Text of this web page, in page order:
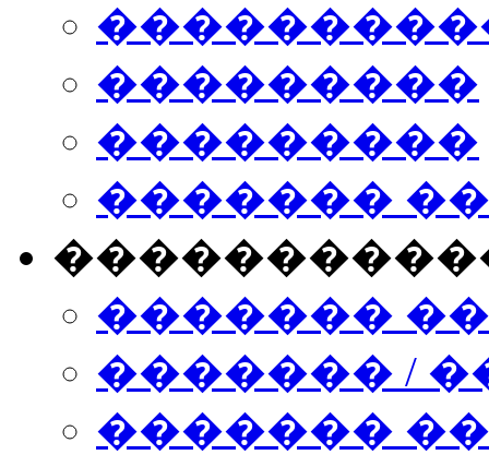
���������
���������
�������
�������
������� /
�������